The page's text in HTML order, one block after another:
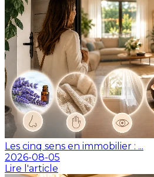
Les cinq sens en immobilier : ...
2026-08-05
Lire l'article